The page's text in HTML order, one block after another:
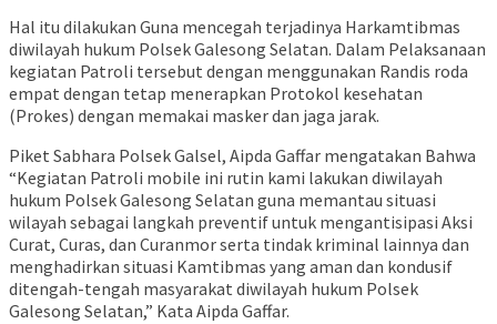
Hal itu dilakukan Guna mencegah terjadinya Harkamtibmas
diwilayah hukum Polsek Galesong Selatan. Dalam Pelaksanaan
kegiatan Patroli tersebut dengan menggunakan Randis roda
empat dengan tetap menerapkan Protokol kesehatan
(Prokes) dengan memakai masker dan jaga jarak.
Piket Sabhara Polsek Galsel, Aipda Gaffar mengatakan Bahwa
“Kegiatan Patroli mobile ini rutin kami lakukan diwilayah
hukum Polsek Galesong Selatan guna memantau situasi
wilayah sebagai langkah preventif untuk mengantisipasi Aksi
Curat, Curas, dan Curanmor serta tindak kriminal lainnya dan
menghadirkan situasi Kamtibmas yang aman dan kondusif
ditengah-tengah masyarakat diwilayah hukum Polsek
Galesong Selatan,” Kata Aipda Gaffar.